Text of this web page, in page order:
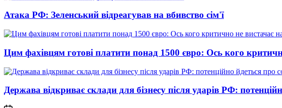
Атака РФ: Зеленський відреагував на вбивство сім'ї
Цим фахівцям готові платити понад 1500 євро: Ось кого
Держава відкриває склади для бізнесу після ударів РФ: